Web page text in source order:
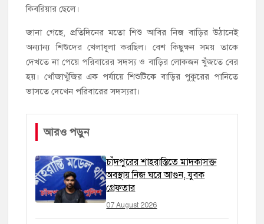
নিষিদ্ধ জাল মেরামত ও মাছ শিকার
কিবরিয়ার ছেলে।
জানা গেছে, প্রতিদিনের মতো শিশু আবির নিজ বাড়ির উঠানেই
অন্যান্য শিশুদের খেলাধূলা করছিল। বেশ কিছুক্ষন সময় তাকে
দেখতে না পেয়ে পরিবারের সদস্য ও বাড়ির লোকজন খুঁজতে বের
হয়। খোঁজাখুঁজির এক পর্যায়ে শিশুটিকে বাড়ির পুকুরের পানিতে
ভাসতে দেখেন পরিবারের সদস্যরা।
আরও পড়ুন
চাঁদপুরের শাহরাস্তিতে মাদকাসক্ত
অবস্থায় নিজ ঘরে আগুন, যুবক
গ্রেফতার
07 August 2026